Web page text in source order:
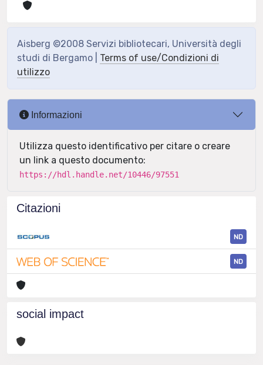
Aisberg ©2008 Servizi bibliotecari, Università degli
studi di Bergamo | Terms of use/Condizioni di
utilizzo
Informazioni
Utilizza questo identificativo per citare o creare
un link a questo documento:
https://hdl.handle.net/10446/97551
Citazioni
ND
ND
social impact